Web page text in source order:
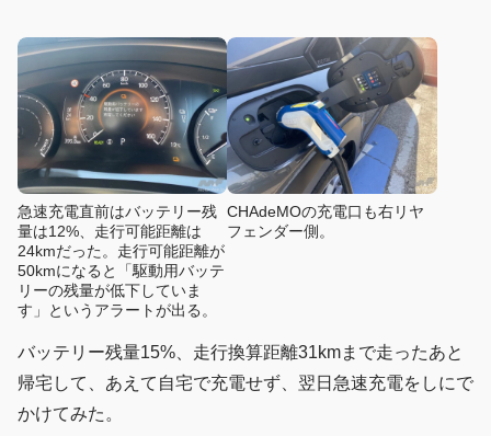
急速充電直前はバッテリー残
量は12%、走行可能距離は
24kmだった。走行可能距離が
50kmになると「駆動用バッテ
リーの残量が低下していま
す」というアラートが出る。
CHAdeMOの充電口も右リヤ
フェンダー側。
バッテリー残量15%、走行換算距離31kmまで走ったあと
帰宅して、あえて自宅で充電せず、翌日急速充電をしにで
かけてみた。